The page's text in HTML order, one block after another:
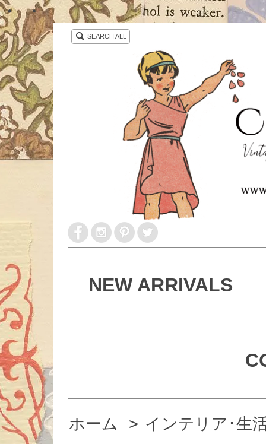
・ ・
SEARCH ALL
NEW ARRIVALS
ホーム > インテリア･生